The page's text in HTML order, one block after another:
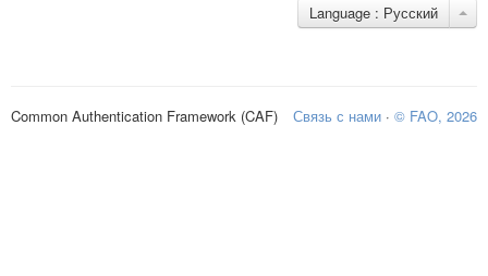
Language : Русский
Common Authentication Framework (CAF) Связь с нами · © FAO, 2026